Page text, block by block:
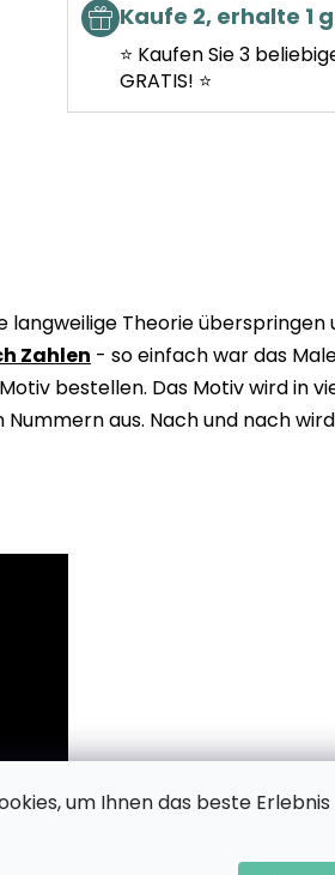
um Ihnen das beste Erlebnis
Kaufe 2, erhalte 1
⭐ Kaufen Sie 3
GRATIS! ⭐
langweilige Theorie überspringen
Zahlen - so einfach war das
bestellen. Das Motiv wird in
aus. Nach und nach